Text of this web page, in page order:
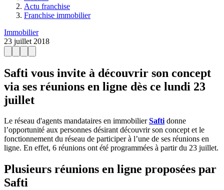
Actu franchise
Franchise immobilier
Immobilier
23 juillet 2018
Safti vous invite à découvrir son concept
via ses réunions en ligne dès ce lundi 23
juillet
Le réseau d'agents mandataires en immobilierSaftidonne
l’opportunité aux personnes désirant découvrir son concept et le
fonctionnement du réseau de participer à l’une de ses réunions en
ligne. En effet, 6 réunions ont été programmées à partir du 23 juillet.
Plusieurs réunions en ligne proposées par
Safti